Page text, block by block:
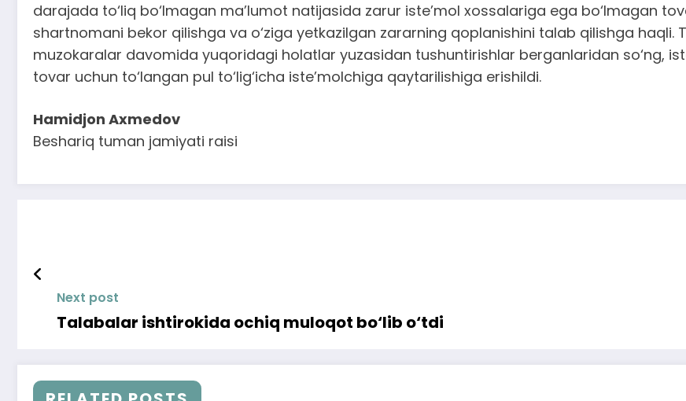
darajada to‘liq bo‘lmagan ma’lumot natijasida zarur iste’mol xossalariga ega bo‘lmagan
shartnomani bekor qilishga va o‘ziga yetkazilgan zararning qoplanishini talab qilishga
muzokaralar davomida yuqoridagi holatlar yuzasidan tushuntirishlar berganlaridan so‘ng,
tovar uchun to‘langan pul to‘lig‘icha iste’molchiga qaytarilishiga erishildi.
Hamidjon Axmedov
Beshariq tuman jamiyati raisi
Next post
Talabalar ishtirokida ochiq muloqot bo‘lib o‘tdi